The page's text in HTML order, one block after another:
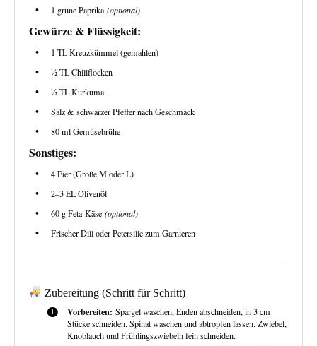
1 grüne Paprika(optional)
Gewürze & Flüssigkeit:
1 TL Kreuzkümmel (gemahlen)
½ TL Chiliflocken
½ TL Kurkuma
Salz & schwarzer Pfeffer nach Geschmack
80 ml Gemüsebrühe
Sonstiges:
4 Eier (Größe M oder L)
2–3 EL Olivenöl
60 g Feta-Käse(optional)
Frischer Dill oder Petersilie zum Garnieren
Zubereitung (Schritt für Schritt)
Vorbereiten: Spargel waschen, Enden abschneiden, in 3 cm
Stücke schneiden. Spinat waschen und abtropfen lassen. Zwiebel,
Knoblauch und Frühlingszwiebeln fein schneiden.